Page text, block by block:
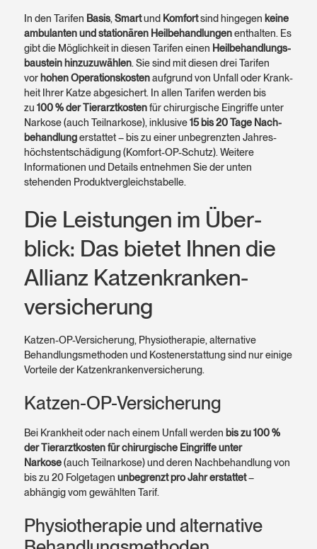
In den Tarifen Basis, Smartund Komfortsind hingegen keine
ambulanten und stationären Heil­behandlungenenthalten. Es
gibt die Möglichkeit in diesen Tarifen einen Heil­behandlungs­
bau­stein hinzu­zuwählen. Sie sind mit diesen drei Tarifen
vor hohen Operations­kostenaufgrund von Unfall oder Krank­
heit Ihrer Katze abge­sichert. In allen Tarifen werden bis
zu 100 % der Tier­arzt­kostenfür chirurgische Eingriffe unter
Narkose (auch Teil­narkose), inklusive15 bis 20 Tage Nach­
behandlungerstattet – bis zu einer unbegrenzten Jahres­
höchst­entschädigung (Komfort-OP-Schutz). Weitere
Informationen und Details entnehmen Sie der unten
stehenden Produktvergleichstabelle.
Die Leistungen im Über­
blick: Das bietet Ihnen die
Allianz Katzen­kranken­
versicherung
Katzen-OP-Versicherung, Physio­therapie, alternative
Behandlungs­methoden und Kosten­erstattung sind nur einige
Vorteile der Katzenkrankenversicherung.
Katzen-OP-Versicherung
Bei Krankheit oder nach einem Unfall werden bis zu 100 %
der Tier­arzt­kosten für chirurgische Eingriffe unter
Narkose(auch Teil­narkose) und deren Nach­behandlung von
bis zu 20 Folge­tagen unbegrenzt pro Jahr erstattet–
abhängig vom gewählten Tarif.
Physio­therapie und alter­native